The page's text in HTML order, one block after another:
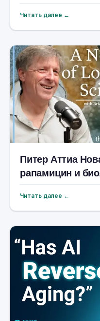
Читать далее ←
Питер Аттиа
рапамицин и
Читать далее ←